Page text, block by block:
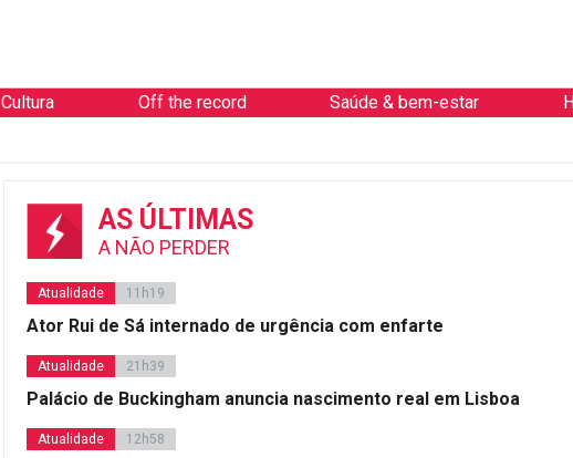
Cultura Off the record Saúde & bem-estar
AS ÚLTIMAS
A NÃO PERDER
Atualidade 11h19
Ator Rui de Sá internado de urgência com enfarte
Atualidade 21h39
Palácio de Buckingham anuncia nascimento real em Lisboa
Atualidade 12h58